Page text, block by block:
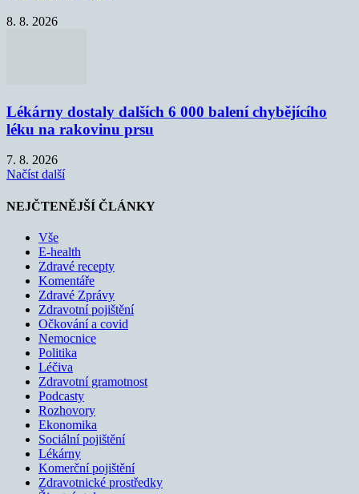
8. 8. 2026
Lékárny dostaly dalších 6 000 balení chybějícího
léku na rakovinu prsu
7. 8. 2026
Načíst další
NEJČTENĚJŠÍ ČLÁNKY
Vše
E-health
Zdravé recepty
Komentáře
Zdravé Zprávy
Zdravotní pojištění
Očkování a covid
Nemocnice
Politika
Léčiva
Zdravotní gramotnost
Podcasty
Rozhovory
Ekonomika
Sociální pojištění
Lékárny
Komerční pojištění
Zdravotnické prostředky